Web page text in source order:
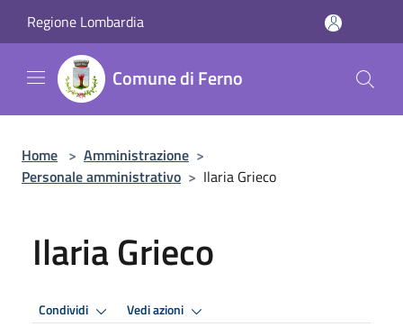
Regione Lombardia
Comune di Ferno
Home > Amministrazione >
Personale amministrativo > Ilaria Grieco
Ilaria Grieco
Condividi Vedi azioni